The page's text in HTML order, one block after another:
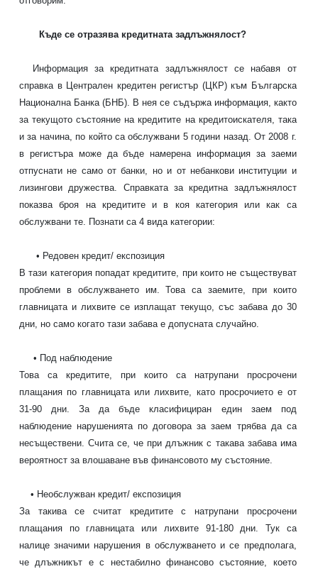
Къде се отразява кредитната задлъжнялост?
Информация за кредитната задлъжнялост се набавя от
справка в Централен кредитен регистър (ЦКР) към Българска
Национална Банка (БНБ). В нея се съдържа информация, както
за текущото състояние накредитите на кредитоискателя, така
и за начина, по който са обслужвани 5 години назад. От 2008 г.
в регистъра може да бъде намерена информация за заеми
отпуснати не само от банки, но и от небанкови институции и
лизингови дружества. Справката за кредитна задлъжнялост
показва броя на кредитите и в коя категория или как са
обслужвани те. Познати са 4 вида категории:
• Редовен кредит/ експозиция
В тази категория попадаткредитите, при които не съществуват
проблеми в обслужването им. Това са заемите, при които
главницата и лихвите се изплащат текущо, със забава до 30
дни, но само когато тази забава е допусната случайно.
• Под наблюдение
Това са кредитите, при които са натрупани просрочени
плащания по главницата или лихвите, като просрочието е от
31-90 дни. За да бъде класифициран един заем под
наблюдение нарушенията по договора за заем трябва да са
несъществени. Счита се, че при длъжник с такава забава има
вероятност за влошаване във финансовото му състояние.
• Необслужван кредит/ експозиция
За такива се считат кредитите с натрупани просрочени
плащания по главницата или лихвите 91-180 дни. Тук са
налице значими нарушения в обслужването и се предполага,
че длъжникът е с нестабилно финансово състояние, което